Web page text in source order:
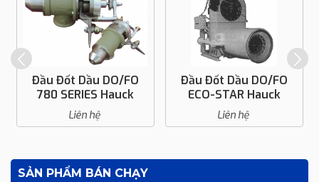
Đầu Đốt Dầu DO/FO
ECO-STAR Hauck
Liên hệ
Đầu Đốt Dầu DO/FO
NOVA-STAR Hauck
Liên hệ
SẢN PHẨM BÁN CHẠY